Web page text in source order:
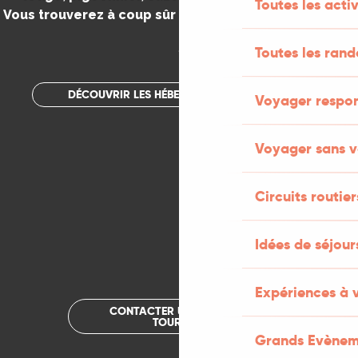
Toutes les
Toutes les
Voyager
Voyager sans
Circuits
Idées de
Expériences à
Grands
Vous trouverez à coup sûr votre bonheur dans le Lot.
.
DÉCOUVRIR LES HÉBERGEMENTS INSOLITES
CONTACTER UN OFFICE DE
TOURISME